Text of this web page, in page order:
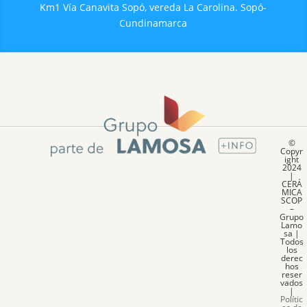
Km1 Vía Canavita Sopó, vereda La Carolina. Sopó-
Cundinamarca
©
Copyr
ight
2024
|
CERÁ
MICA
SCOP
–
Grupo
Lamo
sa |
Todos
los
derec
hos
reser
vados
|
Polític